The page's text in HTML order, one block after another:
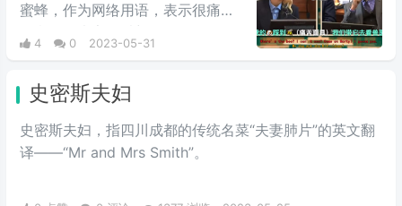
蜜蜂，作为网络用语，表示很痛苦
蜂蛰的狗就知道了，有的狗被蜜蜂
蛰的眼晴都成了一道缝。
4 0 2023-05-31
史密斯夫妇
史密斯夫妇，指四川成都的传统名菜“夫妻肺片”的英文翻
译——“Mr and Mrs Smith”。